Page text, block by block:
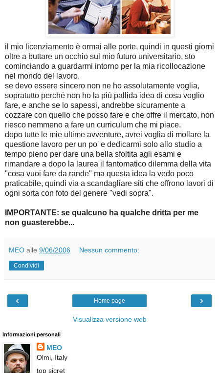
il mio licenziamento è ormai alle porte, quindi in questi giorni
oltre a buttare un occhio sul mio futuro universitario, sto
cominciando a guardarmi intorno per la mia ricollocazione
nel mondo del lavoro.
se devo essere sincero non ne ho assolutamente voglia,
sopratutto perché non ho la più pallida idea di cosa voglio
fare, e anche se lo sapessi, andrebbe sicuramente a
cozzare con quello che posso fare e che offre il mercato, non
riesco nemmeno a fare un curriculum che mi piace.
dopo tutte le mie ultime avventure, avrei voglia di mollare la
questione lavoro per un po' e dedicarmi solo allo studio a
tempo pieno per dare una bella sfoltita agli esami e
rimandare a dopo la laurea il fantomatico dilemma della vita
"cosa vuoi fare da rande" ma questa idea la vedo poco
praticabile, quindi via a scandagliare siti che offrono lavori di
ogni sorta con foto del genere "vedi sopra".
IMPORTANTE: se qualcuno ha qualche dritta per me
non guasterebbe...
MEO alle 9/06/2006 Nessun commento:
Condividi
‹ ›
Home page
Visualizza versione web
Informazioni personali
MEO
Olmi, Italy
top sicret